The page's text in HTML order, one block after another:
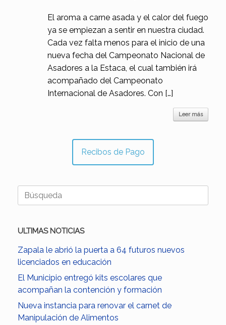
El aroma a carne asada y el calor del fuego
ya se empiezan a sentir en nuestra ciudad.
Cada vez falta menos para el inicio de una
nueva fecha del Campeonato Nacional de
Asadores a la Estaca, el cual también irá
acompañado del Campeonato
Internacional de Asadores. Con […]
Leer más
Recibos de Pago
Buscar:
ULTIMAS NOTICIAS
Zapala le abrió la puerta a 64 futuros nuevos
licenciados en educación
El Municipio entregó kits escolares que
acompañan la contención y formación
Nueva instancia para renovar el carnet de
Manipulación de Alimentos